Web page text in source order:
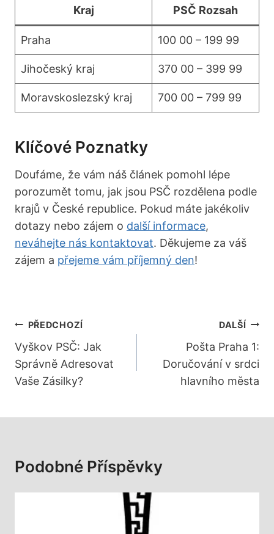
Kraj PSČ Rozsah
Praha 100 00 – 199 99
Jihočeský kraj 370 00 – 399 99
Moravskoslezský kraj 700 00 – 799 99
Klíčové Poznatky
Doufáme, že vám náš článek pomohl lépe
porozumět tomu, jak jsou PSČ rozdělena podle
krajů v České republice. Pokud máte jakékoliv
dotazy nebo zájem o další informace,
neváhejte nás kontaktovat. Děkujeme za váš
zájem a přejeme vám příjemný den!
Navigace
Pro
Příspěvek
PŘEDCHOZÍ
Vyškov PSČ: Jak
Správně Adresovat
Vaše Zásilky?
DALŠÍ
Pošta Praha 1:
Doručování v srdci
hlavního města
Podobné Příspěvky